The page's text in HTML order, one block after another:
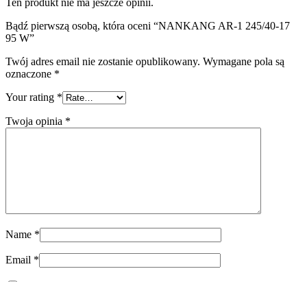
Ten produkt nie ma jeszcze opinii.
Bądź pierwszą osobą, która oceni “NANKANG AR-1 245/40-17
95 W”
Twój adres email nie zostanie opublikowany. Wymagane pola są
oznaczone *
Your rating *
Twoja opinia *
Name *
Email *